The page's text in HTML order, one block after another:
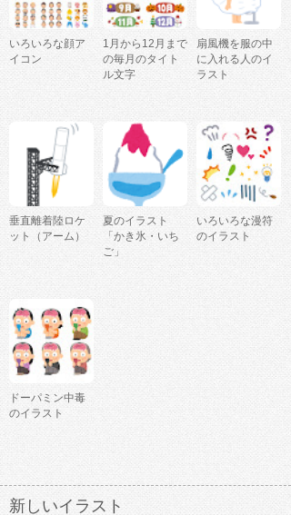
いろいろな顔ア
イコン
1月から12月まで
の毎月のタイト
ル文字
扇風機を服の中
に入れる人のイ
ラスト
垂直離着陸ロケ
ット（アーム）
夏のイラスト
「かき氷・いち
ご」
いろいろな漫符
のイラスト
ドーパミン中毒
のイラスト
新しいイラスト